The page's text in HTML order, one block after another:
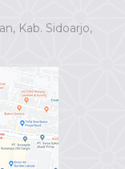
Kab. Sidoarjo,